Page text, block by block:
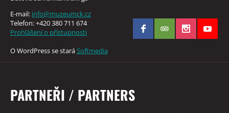
E-mail: info@muzeumck.cz
Telefon: +420 380 711 674
Prohlášení o přístupnosti
O WordPress se staráSoftmedia
PARTNEŘI / PARTNERS